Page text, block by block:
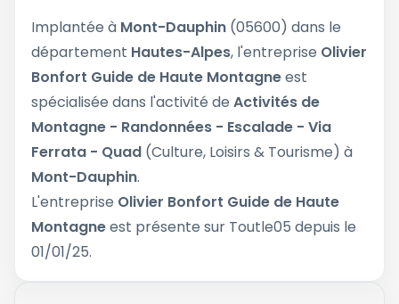
Implantée à Mont-Dauphin (05600) dans le
département Hautes-Alpes, l'entreprise Olivier
Bonfort Guide de Haute Montagneest
spécialisée dans l'activité de Activités de
Montagne - Randonnées - Escalade - Via
Ferrata - Quad (Culture, Loisirs & Tourisme) à
Mont-Dauphin.
L'entreprise Olivier Bonfort Guide de Haute
Montagneest présente sur Toutle05 depuis le
01/01/25.